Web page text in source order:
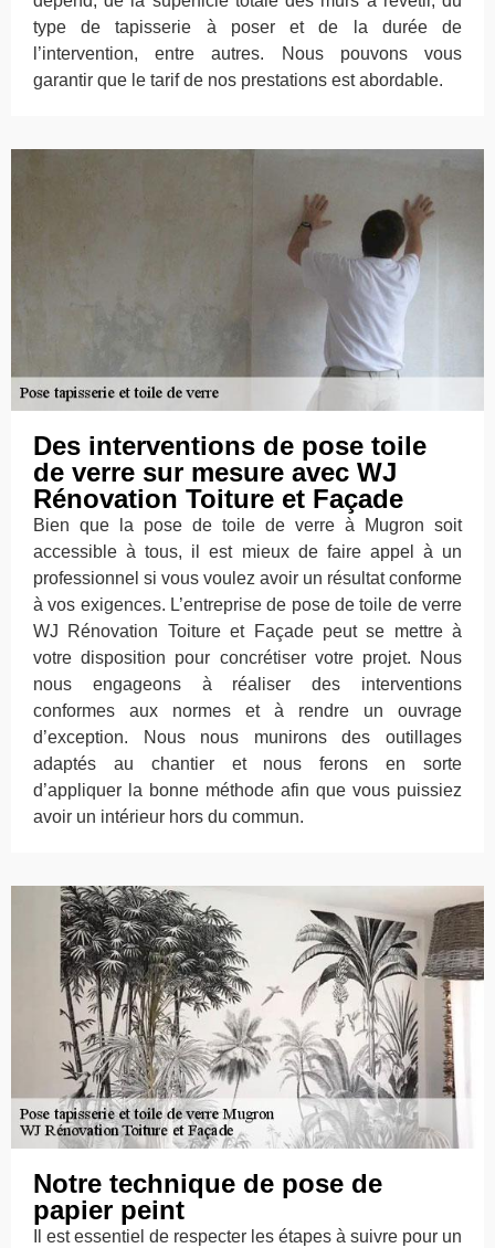
type de tapisserie à poser et de la durée de
l’intervention, entre autres. Nous pouvons vous
garantir que le tarif de nos prestations est abordable.
Des interventions de pose toile
de verre sur mesure avec WJ
Rénovation Toiture et Façade
Bien que la pose de toile de verre à Mugron soit
accessible à tous, il est mieux de faire appel à un
professionnel si vous voulez avoir un résultat conforme
à vos exigences. L’entreprise de pose de toile de verre
WJ Rénovation Toiture et Façade peut se mettre à
votre disposition pour concrétiser votre projet. Nous
nous engageons à réaliser des interventions
conformes aux normes et à rendre un ouvrage
d’exception. Nous nous munirons des outillages
adaptés au chantier et nous ferons en sorte
d’appliquer la bonne méthode afin que vous puissiez
avoir un intérieur hors du commun.
Notre technique de pose de
papier peint
Il est essentiel de respecter les étapes à suivre pour un